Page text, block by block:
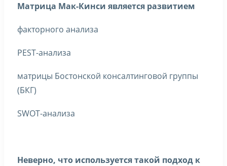
Матрица Мак-Кинси является развитием
факторного анализа
PEST-анализа
матрицы Бостонской консалтинговой группы
(БКГ)
SWOT-анализа
Неверно, что используется такой подход к